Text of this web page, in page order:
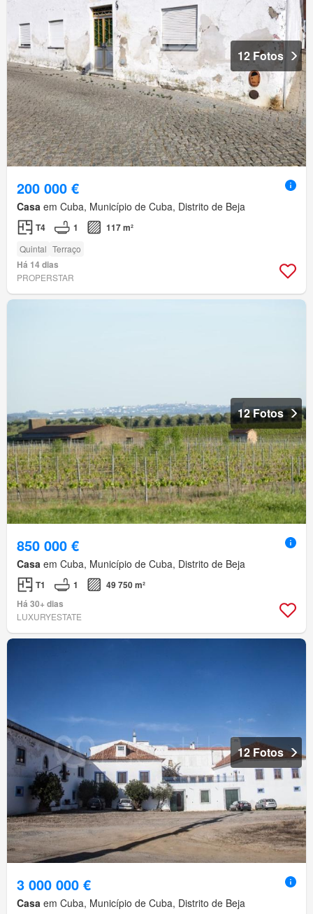
12 Fotos
200 000 €
Casa em Cuba, Município de Cuba, Distrito de Beja
T4 1 117 m²
Quintal Terraço
Há 14 dias
PROPERSTAR
12 Fotos
850 000 €
Casa em Cuba, Município de Cuba, Distrito de Beja
T1 1
49 750 m²
Há 30+ dias
LUXURYESTATE
12 Fotos
3 000 000 €
Casa em Cuba, Município de Cuba, Distrito de Beja